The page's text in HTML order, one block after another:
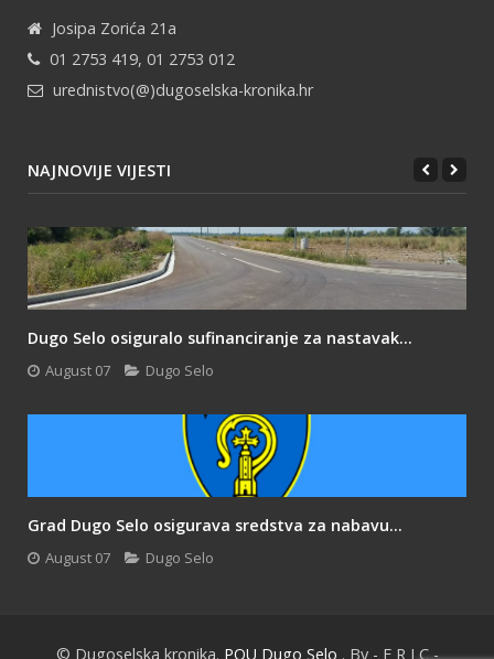
Josipa Zorića 21a
01 2753 419, 01 2753 012
urednistvo(@)dugoselska-kronika.hr
NAJNOVIJE VIJESTI
Dugo Selo osiguralo sufinanciranje za nastavak...
August 07 Dugo Selo
Grad Dugo Selo osigurava sredstva za nabavu...
August 07 Dugo Selo
© Dugoselska kronika. POU Dugo Selo . By - F R I C -